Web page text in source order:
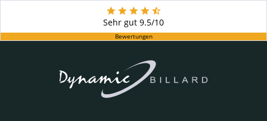
Sehr gut 9.5/10
Bewertungen